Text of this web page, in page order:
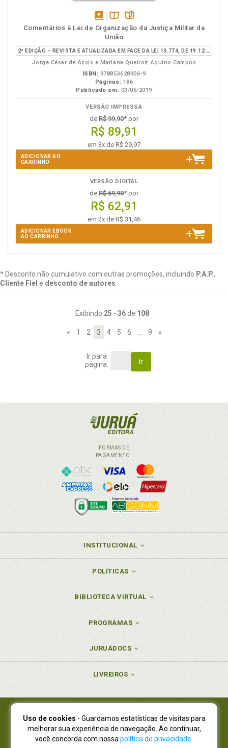
disponível
eBook
Disponível
na
B.V.
páginas
Comentários à Lei de Organização da Justiça Militar da
União
Jorge César de Assis e Mariana Queiroz Aquino Campos
ISBN: 978853628906-9
Páginas: 186
Publicado em: 03/06/2019
VERSÃO IMPRESSA
de R$ 99,90* por
R$ 89,91
em 3x de R$ 29,97
ADICIONAR AO
CARRINHO
VERSÃO DIGITAL
de R$ 69,90* por
R$ 62,91
em 2x de R$ 31,46
ADICIONAR EBOOK
AO CARRINHO
* Desconto não cumulativo com outras promoções, incluindo P.A.P.,
Cliente Fiel e desconto de autores
Exibindo 25 - 36de 108
« 1 2 3 4 5 6 9 »
Ir para
página:
Ir
FORMAS DE
PAGAMENTO
INSTITUCIONAL
POLÍTICAS
BIBLIOTECA VIRTUAL
PROGRAMAS
JURUÁDOCS
LIVREIROS
Juruá Editora Ltda., CNPJ 77.535.508/0001-19
Juruá Informática Ltda., CNPJ 01.701.561/0001-80
NOVO ENDEREÇO:R. Flávio Dallegrave, 7665, São Lourenço |
Uso de cookies - Guardamos estatísticas de visitas para
melhorar sua experiência de navegação. Ao continuar,
você concorda com nossa política de privacidade